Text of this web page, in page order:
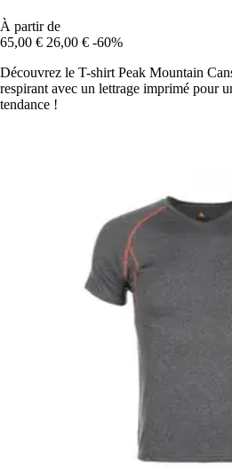
À partir de
65,00 € 26,00 € -60%
Découvrez le T-shirt Peak Mountain
respirant avec un lettrage imprimé pour
tendance !